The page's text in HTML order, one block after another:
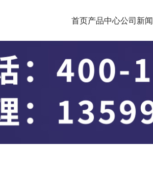
首页产品中心公司新闻